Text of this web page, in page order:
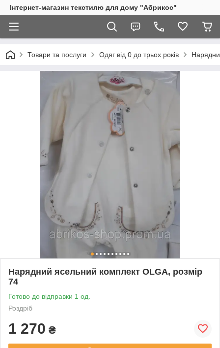
Інтернет-магазин текстилю для дому "Абрикос"
Товари та послуги Одяг від 0 до трьох років
Нарядний ясельний комплект OLGA, розмір
74
Готово до відправки 1 од.
Роздріб
1 270 ₴